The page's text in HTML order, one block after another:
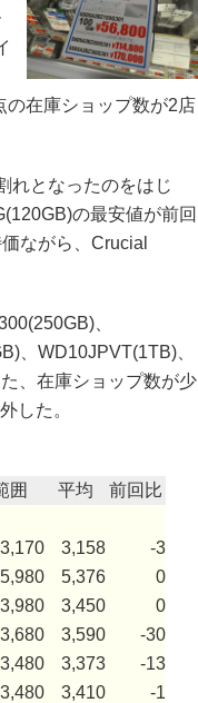
の在庫ショップ数が2店
れとなったのをはじ
の最安値が前回
ながら、Crucial
、
、WD10JPVT(1TB)、
、在庫ショップ数が少
した。
囲 平均
前回比
3,158
-3
5,376
0
3,450
0
3,590
-30
3,373
-13
3,410
-1